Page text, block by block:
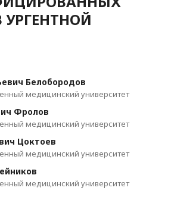
Белобородов
медицинский университет
Фролов
медицинский университет
Цоктоев
медицинский университет
медицинский университет